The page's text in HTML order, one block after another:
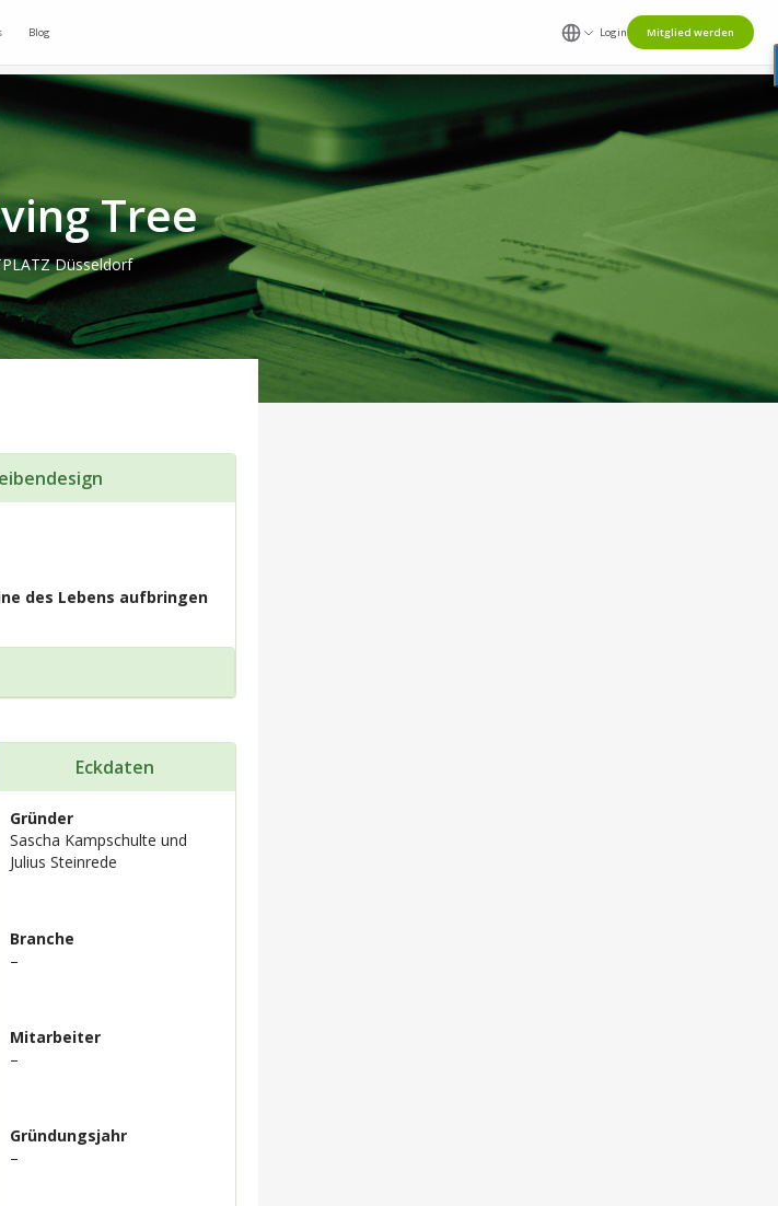
Blog Login Mitglied werden
Tree
Düsseldorf
des Lebens aufbringen
Eckdaten
Gründer
Sascha Kampschulte und
Julius Steinrede
Branche
–
Mitarbeiter
–
Gründungsjahr
–